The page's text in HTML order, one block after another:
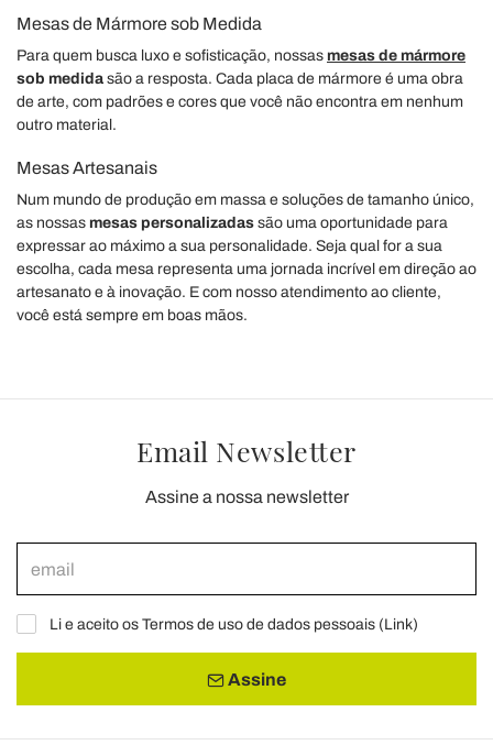
Mesas de Mármore sob Medida
Para quem busca luxo e sofisticação, nossas mesas de mármore
sob medida são a resposta. Cada placa de mármore é uma obra
de arte, com padrões e cores que você não encontra em nenhum
outro material.
Mesas Artesanais
Num mundo de produção em massa e soluções de tamanho único,
as nossas mesas personalizadas são uma oportunidade para
expressar ao máximo a sua personalidade. Seja qual for a sua
escolha, cada mesa representa uma jornada incrível em direção ao
artesanato e à inovação. E com nosso atendimento ao cliente,
você está sempre em boas mãos.
Email Newsletter
Assine a nossa newsletter
Li e aceito os Termos de uso de dados pessoais (Link)
Assine